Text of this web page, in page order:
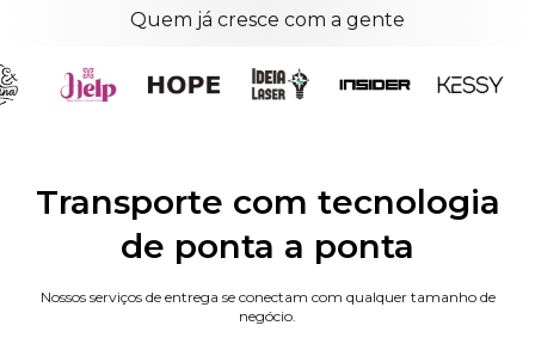
Quem já cresce com a gente
Transporte com tecnologia
de ponta a ponta
Nossos serviços de entrega se conectam com qualquer tamanho de
negócio.